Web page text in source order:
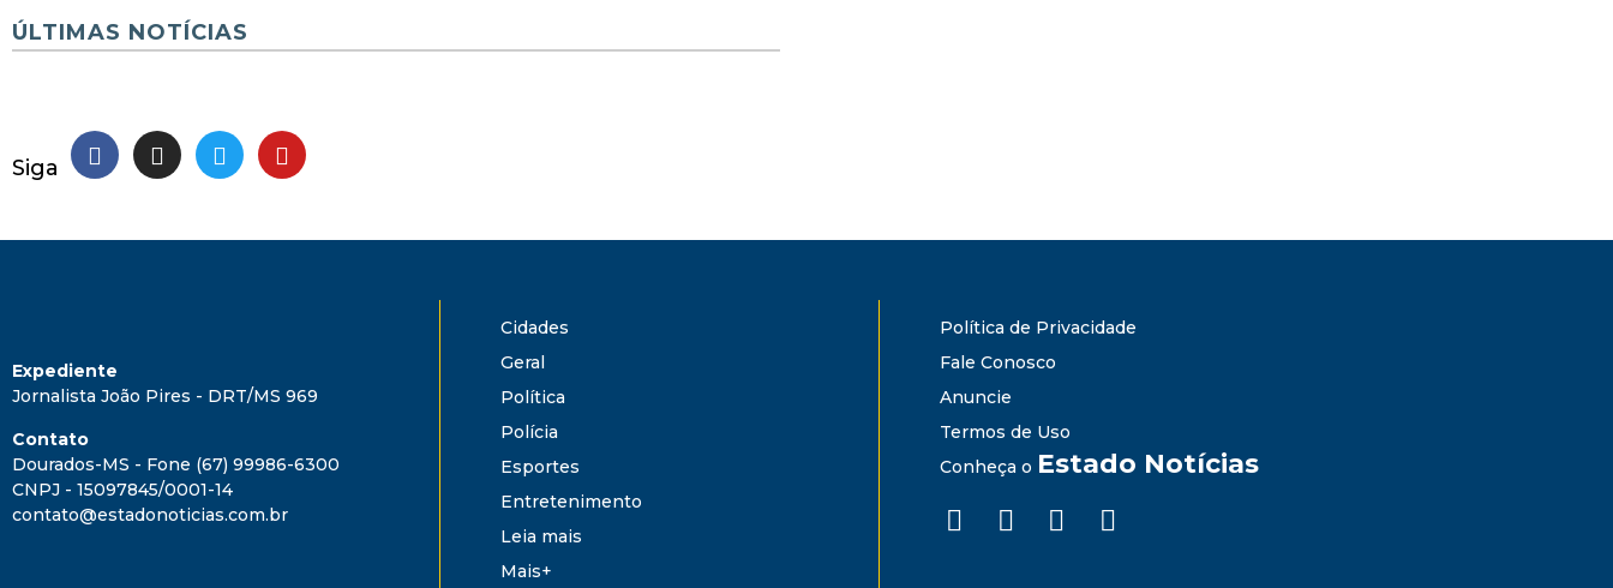
ÚLTIMAS NOTÍCIAS
Siga
Expediente
Jornalista João Pires - DRT/MS 969
Contato
Dourados-MS - Fone (67) 99986-6300
CNPJ - 15097845/0001-14
contato@estadonoticias.com.br
Cidades
Geral
Política
Polícia
Esportes
Entretenimento
Leia mais
Mais+
Política de Privacidade
Fale Conosco
Anuncie
Termos de Uso
Conheça o Estado Notícias